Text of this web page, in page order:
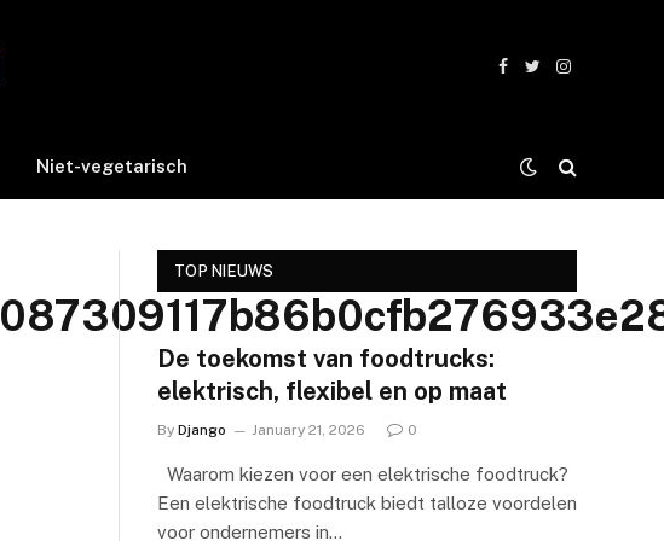
Facebook
TwitterInstagram
Niet-vegetarisch
TOP NIEUWS
De toekomst van foodtrucks:
elektrisch, flexibel en op maat
By Django January 21, 2026 0
Waarom kiezen voor een elektrische foodtruck?
Een elektrische foodtruck biedt talloze voordelen
voor ondernemers in…